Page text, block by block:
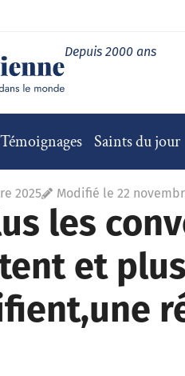
Depuis 2000 ans
Témoignages Saints du jour
2025 Modifié le 22
les
et